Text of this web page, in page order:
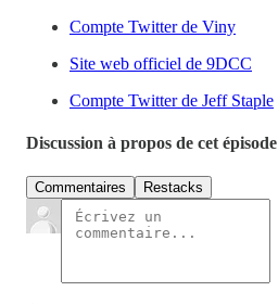
Compte Twitter de Viny
Site web officiel de 9DCC
Compte Twitter de Jeff Staple
Discussion à propos de cet épisode
Commentaires Restacks